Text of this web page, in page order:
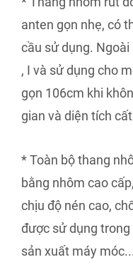
anten gọn nhẹ, có
cầu sử dụng.
, I và sử dụng cho
gọn 106cm khi
gian và diện tích
* Toàn bộ thang
bằng nhôm cao
chịu độ nén cao,
được sử dụng
sản xuất máy móc...